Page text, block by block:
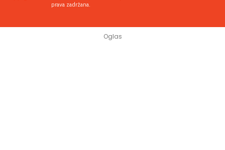
prava zadržana.